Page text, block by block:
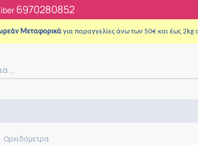
6970280852
Μεταφορικάγια παραγγελίες άνω των 50€ και έως 2kg
Ορχιδόμετρα